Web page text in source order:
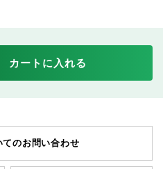
カートに入れる
てのお問い合わせ